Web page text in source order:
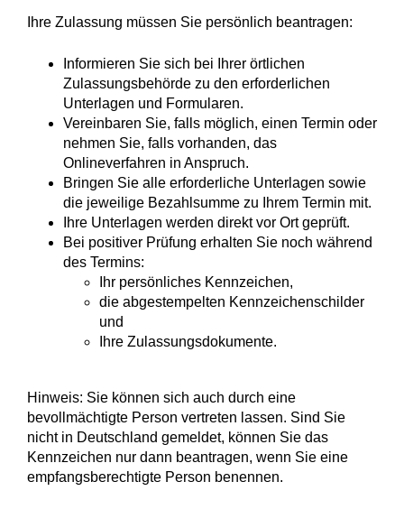
Ihre Zulassung müssen Sie persönlich beantragen:
Informieren Sie sich bei Ihrer örtlichen
Zulassungsbehörde zu den erforderlichen
Unterlagen und Formularen.
Vereinbaren Sie, falls möglich, einen Termin oder
nehmen Sie, falls vorhanden, das
Onlineverfahren in Anspruch.
Bringen Sie alle erforderliche Unterlagen sowie
die jeweilige Bezahlsumme zu Ihrem Termin mit.
Ihre Unterlagen werden direkt vor Ort geprüft.
Bei positiver Prüfung erhalten Sie noch während
des Termins:
Ihr persönliches Kennzeichen,
die abgestempelten Kennzeichenschilder
und
Ihre Zulassungsdokumente.
Hinweis: Sie können sich auch durch eine
bevollmächtigte Person vertreten lassen. Sind Sie
nicht in Deutschland gemeldet, können Sie das
Kennzeichen nur dann beantragen, wenn Sie eine
empfangsberechtigte Person benennen.